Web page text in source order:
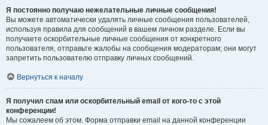
Я постоянно получаю нежелательные личные сообщения!
Вы можете автоматически удалять личные сообщения пользователей,
используя правила для сообщений в вашем личном разделе. Если вы
получаете оскорбительные личные сообщения от конкретного
пользователя, отправьте жалобы на сообщения модераторам; они могут
запретить пользователю отправку личных сообщений.
Вернуться к началу
Я получил спам или оскорбительный email от кого-то с этой
конференции!
Мы сожалеем об этом. Форма отправки email на данной конференции